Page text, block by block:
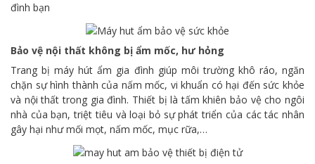
đình bạn
Bảo vệ nội thất không bị ẩm mốc, hư hỏng
Trang bị máy hút ẩm gia đình giúp môi trường khô ráo, ngăn
chặn sự hình thành của nấm mốc, vi khuẩn có hại đến sức khỏe
và nội thất trong gia đình. Thiết bị là tấm khiên bảo vệ cho ngôi
nhà của bạn, triệt tiêu và loại bỏ sự phát triển của các tác nhân
gây hại như mối mọt, nấm mốc, mục rữa,…